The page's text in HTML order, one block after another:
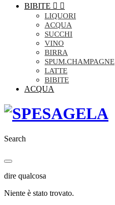
BIBITE  
LIQUORI
ACQUA
SUCCHI
VINO
BIRRA
SPUM.CHAMPAGNE
LATTE
BIBITE
ACQUA
Search
dire qualcosa
Niente è stato trovato.